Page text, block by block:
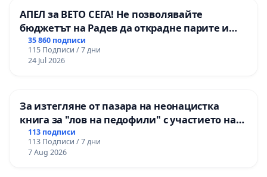
АПЕЛ за ВЕТО СЕГА! Не позволявайте
бюджетът на Радев да открадне парите и
правата ни в тъмното
35 860 подписи
115 Подписи / 7 дни
24 Jul 2026
За изтегляне от пазара на неонацистка
книга за "лов на педофили" с участието на
деца
113 подписи
113 Подписи / 7 дни
7 Aug 2026